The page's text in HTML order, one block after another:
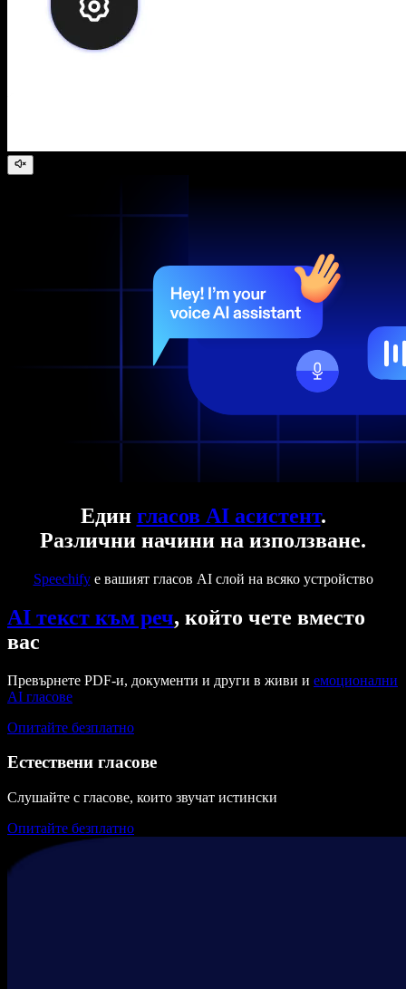
Един гласов AI асистент.
Различни начини на използване.
Speechifyе вашият гласов AI слой на всяко устройство
AI текст към реч, който чете вместо
вас
Превърнете PDF-и, документи и други в живи и емоционални
AI гласове
Опитайте безплатно
Естествени гласове
Слушайте с гласове, които звучат истински
Опитайте безплатно